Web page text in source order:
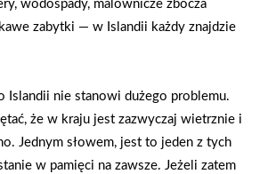
wodospady, malownicze zbocza
zabytki — w Islandii każdy znajdzie
Islandii nie stanowi dużego problemu.
że w kraju jest zazwyczaj wietrznie i
Jednym słowem, jest to jeden z tych
w pamięci na zawsze. Jeżeli zatem